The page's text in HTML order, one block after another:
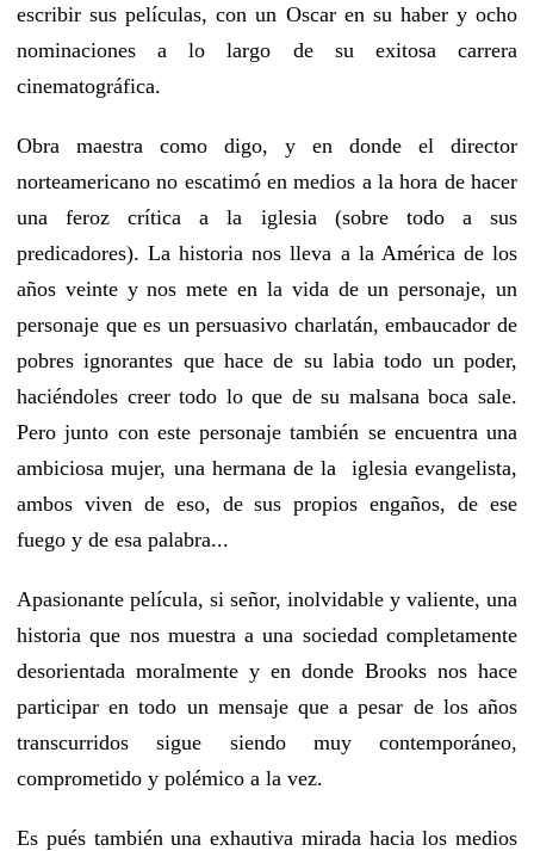
escribir sus películas, con un Oscar en su haber y ocho
nominaciones a lo largo de su exitosa carrera
cinematográfica.
Obra maestra como digo, y en donde el director
norteamericano no escatimó en medios a la hora de hacer
una feroz crítica a la iglesia (sobre todo a sus
predicadores). La historia nos lleva a la América de los
años veinte y nos mete en la vida de un personaje, un
personaje que es un persuasivo charlatán, embaucador de
pobres ignorantes que hace de su labia todo un poder,
haciéndoles creer todo lo que de su malsana boca sale.
Pero junto con este personaje también se encuentra una
ambiciosa mujer, una hermana de la iglesia evangelista,
ambos viven de eso, de sus propios engaños, de ese
fuego y de esa palabra...
Apasionante película, si señor, inolvidable y valiente, una
historia que nos muestra a una sociedad completamente
desorientada moralmente y en donde Brooks nos hace
participar en todo un mensaje que a pesar de los años
transcurridos sigue siendo muy contemporáneo,
comprometido y polémico a la vez.
Es pués también una exhautiva mirada hacia los medios